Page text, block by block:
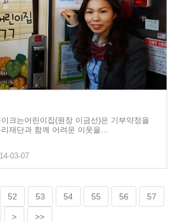
크는어린이집(원장 이금선)은 기부약정을
재단과 함께 어려운 이웃을…
03-07
52 53 54 55 56 57
> >>